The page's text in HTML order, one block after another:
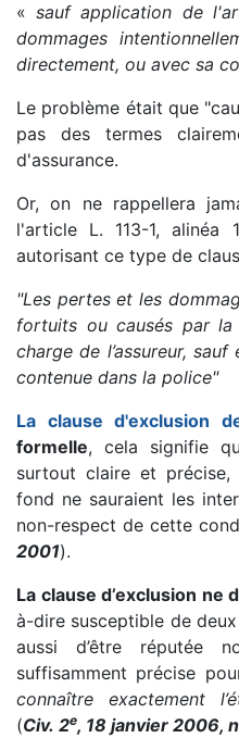
«sauf application de
dommages
directement, ou avec sa
Le problème était que
pas des termes
d'assurance.
Or, on ne rappellera
l'article L. 113-1, alinéa
autorisant ce type de
"Les pertes et les
fortuits ou causés par la
charge de l’assureur,
contenue dans la police"
La clause d'exclusion
formelle, cela signifie
surtout claire et
fond ne sauraient les
non-respect de cette
2001).
La clause d’exclusion ne
à-dire susceptible de
aussi d’être réputée
suffisamment précise
connaître exactement
(Civ. 2e, 18 janvier 2006, n